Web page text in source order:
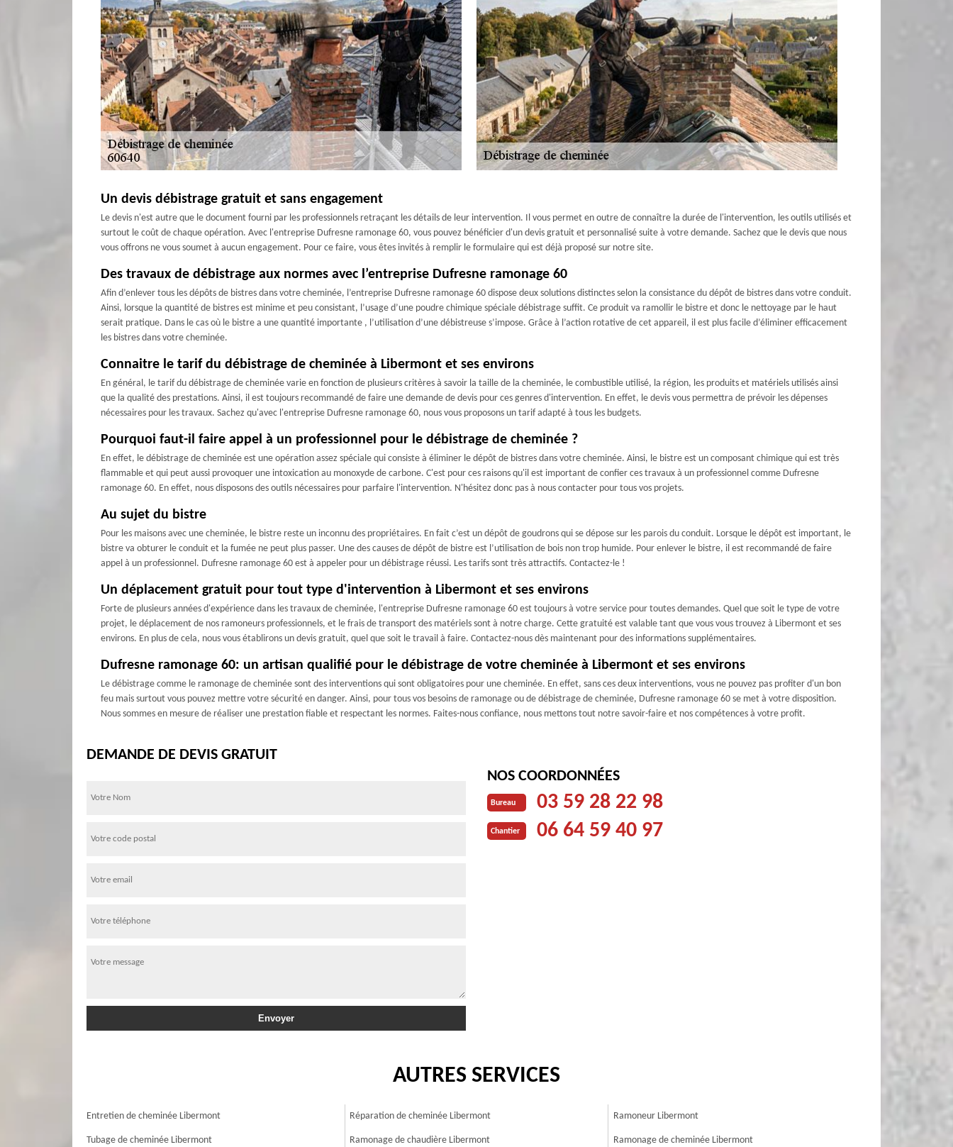
Un devis débistrage gratuit et sans engagement
Le devis n'est autre que le document fourni par les professionnels retraçant les détails de leur intervention. Il vous permet en outre de connaître la durée de l'intervention, les outils utilisés et
surtout le coût de chaque opération. Avec l'entreprise Dufresne ramonage 60, vous pouvez bénéficier d'un devis gratuit et personnalisé suite à votre demande. Sachez que le devis que nous
vous offrons ne vous soumet à aucun engagement. Pour ce faire, vous êtes invités à remplir le formulaire qui est déjà proposé sur notre site.
Des travaux de débistrage aux normes avec l’entreprise Dufresne ramonage 60
Afin d’enlever tous les dépôts de bistres dans votre cheminée, l’entreprise Dufresne ramonage 60 dispose deux solutions distinctes selon la consistance du dépôt de bistres dans votre conduit.
Ainsi, lorsque la quantité de bistres est minime et peu consistant, l’usage d’une poudre chimique spéciale débistrage suffit. Ce produit va ramollir le bistre et donc le nettoyage par le haut
serait pratique. Dans le cas où le bistre a une quantité importante , l’utilisation d’une débistreuse s’impose. Grâce à l’action rotative de cet appareil, il est plus facile d’éliminer efficacement
les bistres dans votre cheminée.
Connaitre le tarif du débistrage de cheminée à Libermont et ses environs
En général, le tarif du débistrage de cheminée varie en fonction de plusieurs critères à savoir la taille de la cheminée, le combustible utilisé, la région, les produits et matériels utilisés ainsi
que la qualité des prestations. Ainsi, il est toujours recommandé de faire une demande de devis pour ces genres d'intervention. En effet, le devis vous permettra de prévoir les dépenses
nécessaires pour les travaux. Sachez qu'avec l'entreprise Dufresne ramonage 60, nous vous proposons un tarif adapté à tous les budgets.
Pourquoi faut-il faire appel à un professionnel pour le débistrage de cheminée ?
En effet, le débistrage de cheminée est une opération assez spéciale qui consiste à éliminer le dépôt de bistres dans votre cheminée. Ainsi, le bistre est un composant chimique qui est très
flammable et qui peut aussi provoquer une intoxication au monoxyde de carbone. C'est pour ces raisons qu'il est important de confier ces travaux à un professionnel comme Dufresne
ramonage 60. En effet, nous disposons des outils nécessaires pour parfaire l'intervention. N'hésitez donc pas à nous contacter pour tous vos projets.
Au sujet du bistre
Pour les maisons avec une cheminée, le bistre reste un inconnu des propriétaires. En fait c’est un dépôt de goudrons qui se dépose sur les parois du conduit. Lorsque le dépôt est important, le
bistre va obturer le conduit et la fumée ne peut plus passer. Une des causes de dépôt de bistre est l’utilisation de bois non trop humide. Pour enlever le bistre, il est recommandé de faire
appel à un professionnel. Dufresne ramonage 60 est à appeler pour un débistrage réussi. Les tarifs sont très attractifs. Contactez-le !
Un déplacement gratuit pour tout type d'intervention à Libermont et ses environs
Forte de plusieurs années d'expérience dans les travaux de cheminée, l'entreprise Dufresne ramonage 60 est toujours à votre service pour toutes demandes. Quel que soit le type de votre
projet, le déplacement de nos ramoneurs professionnels, et le frais de transport des matériels sont à notre charge. Cette gratuité est valable tant que vous vous trouvez à Libermont et ses
environs. En plus de cela, nous vous établirons un devis gratuit, quel que soit le travail à faire. Contactez-nous dès maintenant pour des informations supplémentaires.
Dufresne ramonage 60: un artisan qualifié pour le débistrage de votre cheminée à Libermont et ses environs
Le débistrage comme le ramonage de cheminée sont des interventions qui sont obligatoires pour une cheminée. En effet, sans ces deux interventions, vous ne pouvez pas profiter d'un bon
feu mais surtout vous pouvez mettre votre sécurité en danger. Ainsi, pour tous vos besoins de ramonage ou de débistrage de cheminée, Dufresne ramonage 60 se met à votre disposition.
Nous sommes en mesure de réaliser une prestation fiable et respectant les normes. Faites-nous confiance, nous mettons tout notre savoir-faire et nos compétences à votre profit.
DEMANDE DE DEVIS GRATUIT
NOS COORDONNÉES
Bureau 03 59 28 22 98
Chantier 06 64 59 40 97
AUTRES SERVICES
Entretien de cheminée Libermont
Tubage de cheminée Libermont
Réparation de cheminée Libermont
Ramonage de chaudière Libermont
Ramoneur Libermont
Ramonage de cheminée Libermont